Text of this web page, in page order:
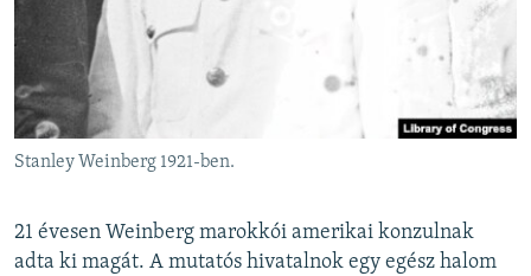
Stanley Weinberg 1921-ben.
21 évesen Weinberg marokkói amerikai konzulnak
adta ki magát. A mutatós hivatalnok egy egész halom